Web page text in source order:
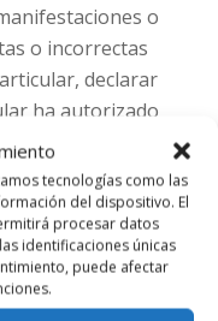
tecnologías como las
del dispositivo. El
procesar datos
identificaciones únicas
puede afectar
o
o incorrectas
declarar
ha autorizado
o asumido de
o servicios
en la
dicho
el